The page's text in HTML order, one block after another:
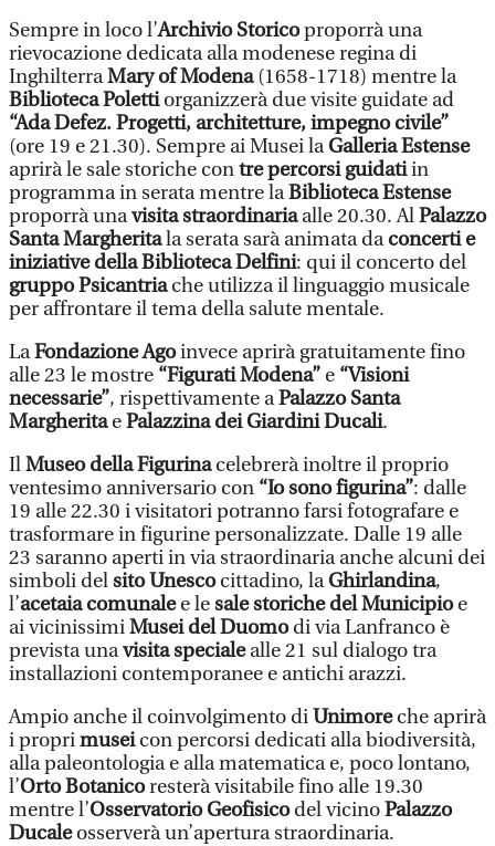
Sempre in loco l’Archivio Storicoproporrà una
rievocazione dedicata alla modenese regina di
InghilterraMary of Modena(1658-1718) mentre la
Biblioteca Polettiorganizzerà due visite guidate ad
“Ada Defez. Progetti, architetture, impegno civile”
(ore 19 e 21.30). Sempre ai Musei laGalleria Estense
aprirà le sale storiche contre percorsi guidatiin
programma in serata mentre laBiblioteca Estense
proporrà unavisita straordinariaalle 20.30. AlPalazzo
Santa Margheritala serata sarà animata daconcerti e
iniziative della Biblioteca Delfini: qui il concerto del
gruppo Psicantriache utilizza il linguaggio musicale
per affrontare il tema della salute mentale.
LaFondazione Agoinvece aprirà gratuitamente fino
alle 23 le mostre “Figurati Modena” e “Visioni
necessarie”, rispettivamente aPalazzo Santa
MargheritaePalazzina dei Giardini Ducali.
IlMuseo della Figurinacelebrerà inoltre il proprio
ventesimo anniversario con “Io sono figurina”: dalle
19 alle 22.30 i visitatori potranno farsi fotografare e
trasformare in figurine personalizzate. Dalle 19 alle
23 saranno aperti in via straordinaria anche alcuni dei
simboli delsito Unescocittadino, laGhirlandina,
l’acetaia comunalee lesale storiche del Municipioe
ai vicinissimiMusei del Duomodi via Lanfranco è
prevista unavisita specialealle 21 sul dialogo tra
installazioni contemporanee e antichi arazzi.
Ampio anche il coinvolgimento diUnimoreche aprirà
i proprimuseicon percorsi dedicati alla biodiversità,
alla paleontologia e alla matematica e, poco lontano,
l’Orto Botanicoresterà visitabile fino alle 19.30
mentre l’Osservatorio Geofisicodel vicinoPalazzo
Ducaleosserverà un’apertura straordinaria.